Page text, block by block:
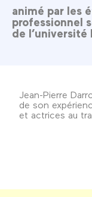
animé par les
professionnel
de l’université
Jean-Pierre
de son
et actrices au